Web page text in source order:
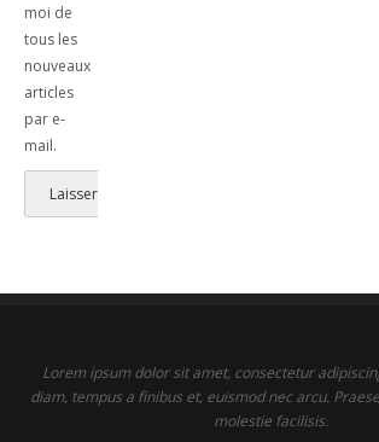
moi de
tous les
nouveaux
articles
par e-
mail.
Lorem ipsum dolor sit amet, consectetur
diam, tempus a finibus et, euismod nec arcu.
molestie facilisis.